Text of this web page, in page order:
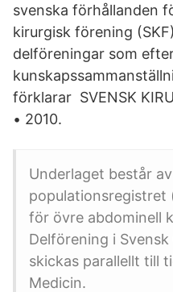
svenska förhållanden
kirurgisk förening
delföreningar som
förklarar SVENSK
• 2010.
Underlaget består
för övre abdominell
Delförening i
skickas parallellt till
Medicin.